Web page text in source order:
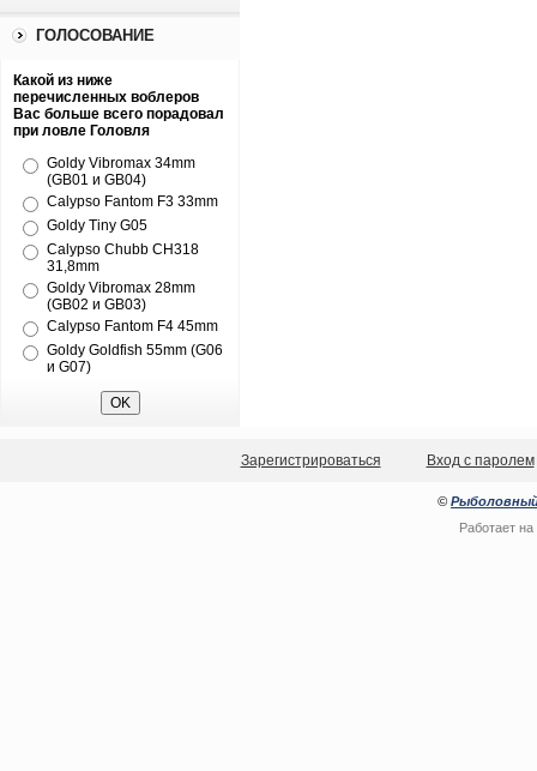
ГОЛОСОВАНИЕ
Какой из ниже
перечисленных воблеров
Вас больше всего порадовал
при ловле Головля
Goldy Vibromax 34mm
(GB01 и GB04)
Calypso Fantom F3 33mm
Goldy Tiny G05
Calypso Chubb CH318
31,8mm
Goldy Vibromax 28mm
(GB02 и GB03)
Calypso Fantom F4 45mm
Goldy Goldfish 55mm (G06
и G07)
Зарегистрироваться Вход с паролем
© Рыболовный
Работает